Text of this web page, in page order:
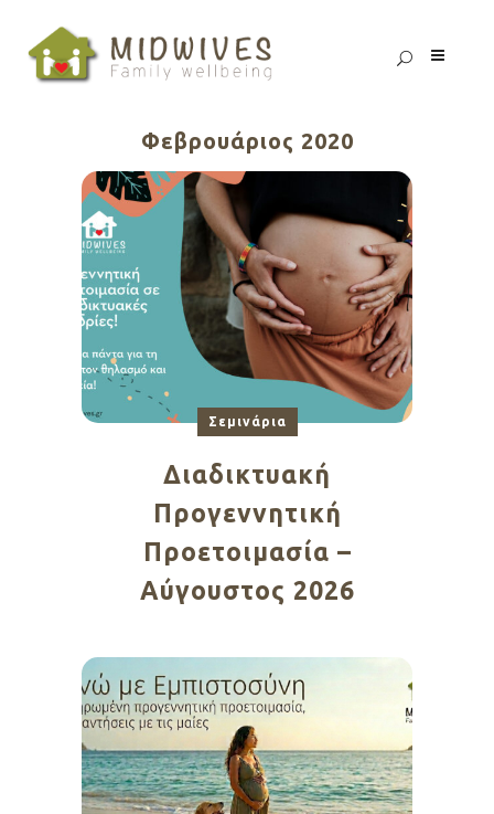
Φεβρουάριος 2020
Σεμινάρια
Διαδικτυακή
Προγεννητική
Προετοιμασία –
Αύγουστος 2026